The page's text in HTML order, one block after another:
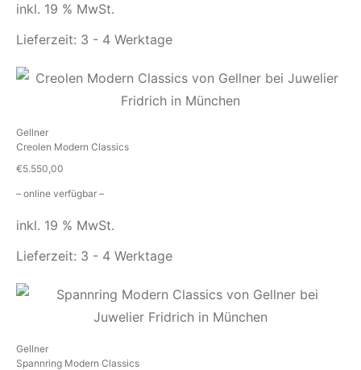
inkl. 19 % MwSt.
Lieferzeit: 3 - 4 Werktage
Gellner
Creolen Modern Classics
€5.550,00
– online verfügbar –
inkl. 19 % MwSt.
Lieferzeit: 3 - 4 Werktage
Gellner
Spannring Modern Classics